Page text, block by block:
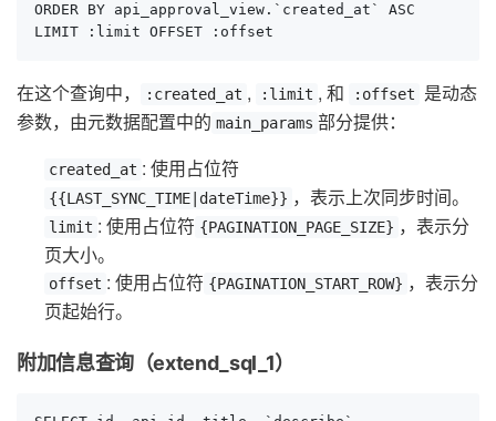
ORDER BY api_approval_view.`created_at` ASC
LIMIT :limit OFFSET :offset
在这个查询中， :created_at , :limit , 和 :offset
是动态
参数，由元数据配置中的 main_params 部分提供：
created_at : 使用占位符
{{LAST_SYNC_TIME|dateTime}} ，表示上次同步时间。
limit : 使用占位符 {PAGINATION_PAGE_SIZE} ，表示分
页大小。
offset : 使用占位符 {PAGINATION_START_ROW} ，表示分
页起始行。
附加信息查询（extend_sql_1）